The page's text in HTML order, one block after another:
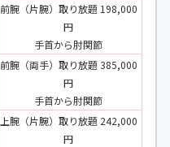
前腕（片腕）取り放題 198,000
円
手首から肘関節
前腕（両手）取り放題 385,000
円
手首から肘関節
上腕（片腕）取り放題 242,000
円